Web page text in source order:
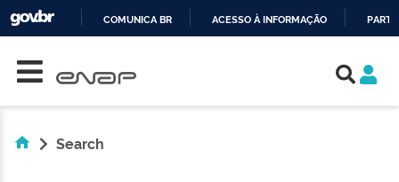
COMUNICA BR ACESSO À INFORMAÇÃO
Search